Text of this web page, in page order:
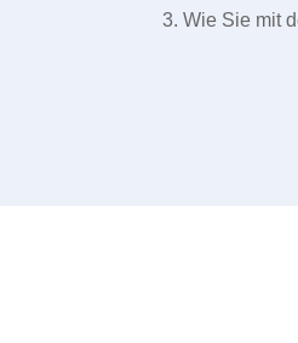
3. Wie Sie mit